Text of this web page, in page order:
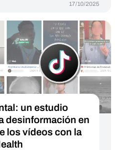
17/10/2025
un estudio
desinformación en
los vídeos con la